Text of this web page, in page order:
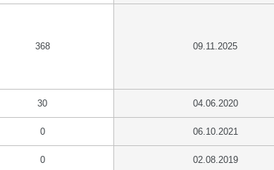
368 09.11.2025
30 04.06.2020
0 06.10.2021
0 02.08.2019